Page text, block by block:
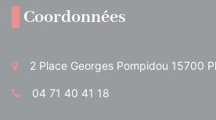
Coordonnées
2 Place Georges Pompidou 15700
04 71 40 41 18